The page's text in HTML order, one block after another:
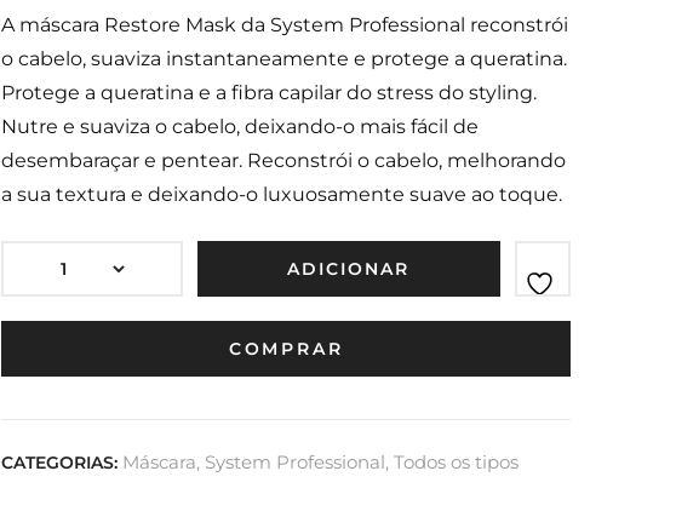
A máscara Restore Mask da System Professional reconstrói
o cabelo, suaviza instantaneamente e protege a queratina.
Protege a queratina e a fibra capilar do stress do styling.
Nutre e suaviza o cabelo, deixando-o mais fácil de
desembaraçar e pentear. Reconstrói o cabelo, melhorando
a sua textura e deixando-o luxuosamente suave ao toque.
ADICIONAR
COMPRAR
CATEGORIAS: Máscara, System Professional, Todos os tipos